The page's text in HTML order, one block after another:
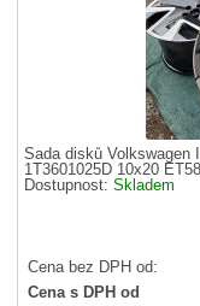
Sada disků Volkswagen
1T3601025D 10x20
Dostupnost:Skladem
Cena bez DPH od:
Cena s DPH od